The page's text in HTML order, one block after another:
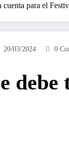
cuenta para el
20/03/2024 0